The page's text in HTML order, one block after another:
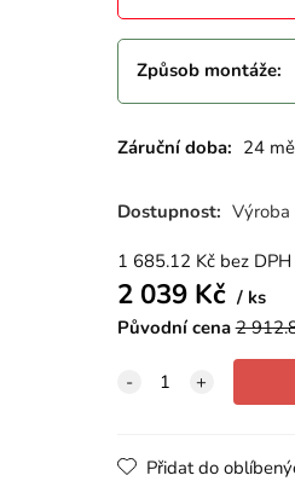
Způsob montáže:
Záruční doba: 24
Dostupnost: Výroba
1 685.12 Kč bez DPH
2 039Kč
ks
Původní cena 2
Přidat do